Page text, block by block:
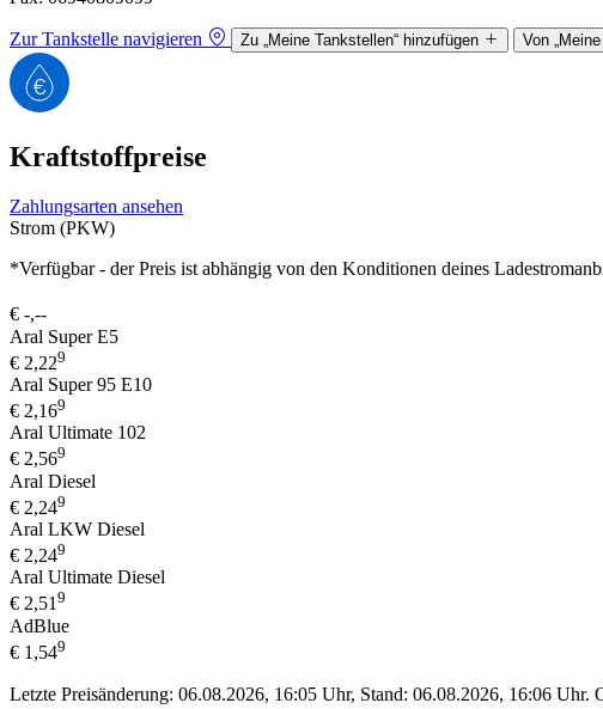
Zur Tankstelle navigieren Zu „Meine Tankstellen“ hinzufügen Von
Kraftstoffpreise
Zahlungsarten ansehen
Strom (PKW)
*Verfügbar - der Preis ist abhängig von den Konditionen deines
€ -,--
Aral Super E5
€ 2,229
Aral Super 95 E10
€ 2,169
Aral Ultimate 102
€ 2,569
Aral Diesel
€ 2,249
Aral LKW Diesel
€ 2,249
Aral Ultimate Diesel
€ 2,519
AdBlue
€ 1,549
Letzte Preisänderung: 06.08.2026, 16:05 Uhr, Stand: 06.08.2026, 16:06 Uhr.